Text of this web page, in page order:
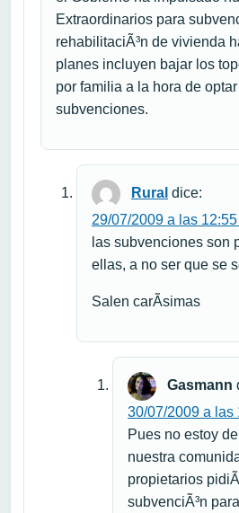
Extraordinarios para
rehabilitaciÃ³n de vivienda
planes incluyen bajar los
por familia a la hora de
subvenciones.
Rural dice:
29/07/2009 a las
las subvenciones son
ellas, a no ser que se
Salen carÃ­simas
Gasmann
30/07/2009 a las
Pues no estoy
nuestra
propietarios
subvenciÃ³n